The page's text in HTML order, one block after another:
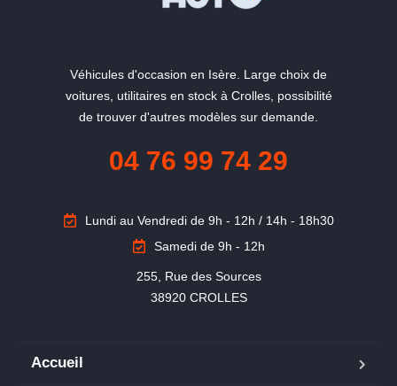
Véhicules d'occasion en Isère. Large choix de
voitures, utilitaires en stock à Crolles, possibilité
de trouver d'autres modèles sur demande.
04 76 99 74 29
Lundi au Vendredi de 9h - 12h / 14h - 18h30
Samedi de 9h - 12h
255, Rue des Sources
38920 CROLLES
Accueil